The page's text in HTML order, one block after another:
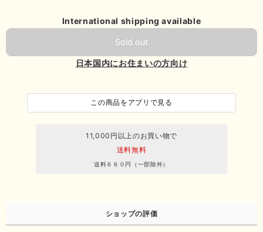
International shipping available
Sold out
日本国内にお住まいの方向け
この商品をアプリで見る
11,000円以上のお買い物で
送料無料
送料６６０円（一部除外）
ショップの評価